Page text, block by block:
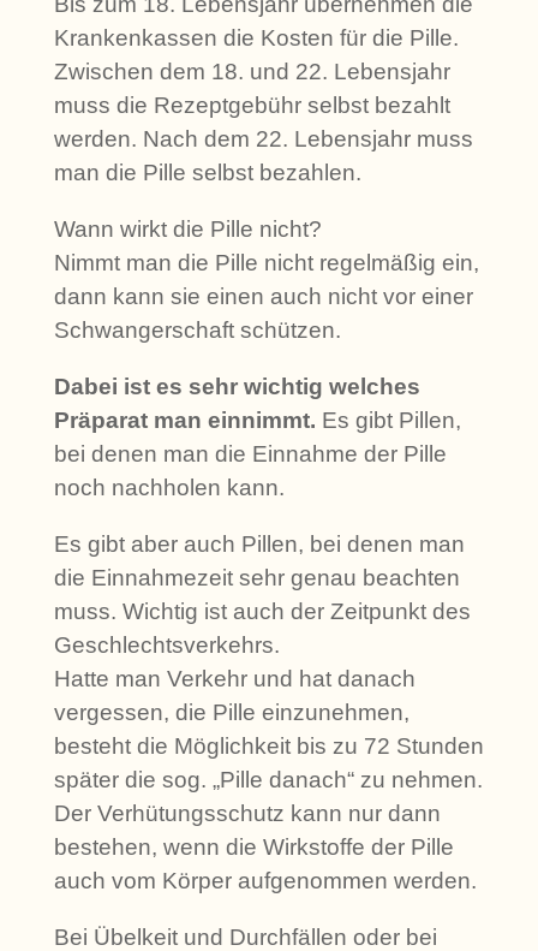
Krankenkassen die Kosten für die Pille.
Zwischen dem 18. und 22. Lebensjahr
muss die Rezeptgebühr selbst bezahlt
werden. Nach dem 22. Lebensjahr muss
man die Pille selbst bezahlen.
Wann wirkt die Pille nicht?
Nimmt man die Pille nicht regelmäßig ein,
dann kann sie einen auch nicht vor einer
Schwangerschaft schützen.
Dabei ist es sehr wichtig welches
Präparat man einnimmt. Es gibt Pillen,
bei denen man die Einnahme der Pille
noch nachholen kann.
Es gibt aber auch Pillen, bei denen man
die Einnahmezeit sehr genau beachten
muss. Wichtig ist auch der Zeitpunkt des
Geschlechtsverkehrs.
Hatte man Verkehr und hat danach
vergessen, die Pille einzunehmen,
besteht die Möglichkeit bis zu 72 Stunden
später die sog. „Pille danach“ zu nehmen.
Der Verhütungsschutz kann nur dann
bestehen, wenn die Wirkstoffe der Pille
auch vom Körper aufgenommen werden.
Bei Übelkeit und Durchfällen oder bei